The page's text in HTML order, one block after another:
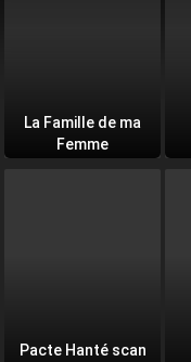
La Famille de ma
Femme
Pacte Hanté scan